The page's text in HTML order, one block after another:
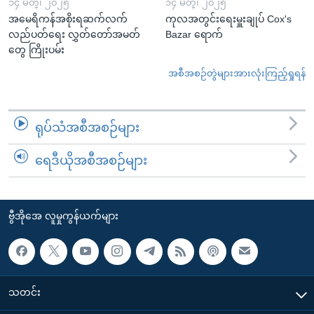
၁၄ မတ္၊ ၂၀၂၅
အမေရိကန်အစိုးရဆက်လက်
လည်ပတ်ရေး လွှတ်တော်အမတ်
တွေ ကြိုးပမ်း
၁၄ မတ္၊ ၂၀၂၅
ကုလအတွင်းရေးမှူးချုပ် Cox's
Bazar ရောက်
အစီအစဉ်တွဲများအားလုံးကြည့်ရှုရန်
ရုပ်သံအစီအစဉ်များ
ရေဒီယိုအစီအစဉ်များ
ဗွီအိုအေ လူမှုကွန်ယက်များ
သတင်း